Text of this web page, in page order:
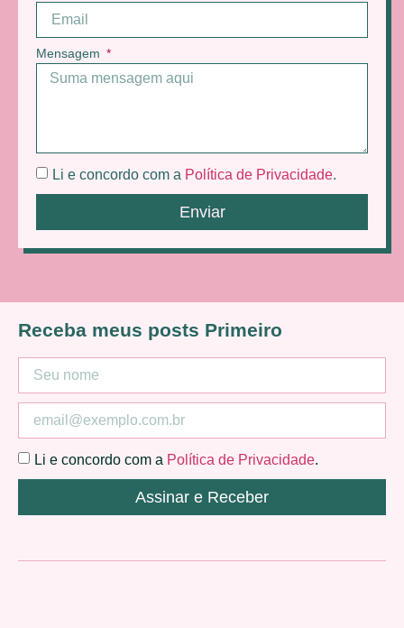
Mensagem
Li e concordo com a Política de Privacidade
Enviar
Receba meus posts Primeiro
Li e concordo com a Política de Privacidade
Assinar e Receber